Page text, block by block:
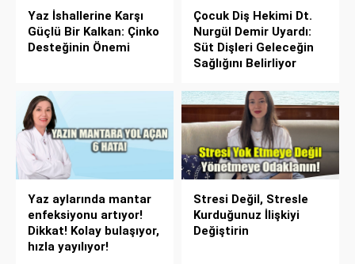
Yaz İshallerine Karşı
Güçlü Bir Kalkan: Çinko
Desteğinin Önemi
Çocuk Diş Hekimi Dt.
Nurgül Demir Uyardı:
Süt Dişleri Geleceğin
Sağlığını Belirliyor
Yaz aylarında mantar
enfeksiyonu artıyor!
Dikkat! Kolay bulaşıyor,
hızla yayılıyor!
Stresi Değil, Stresle
Kurduğunuz İlişkiyi
Değiştirin